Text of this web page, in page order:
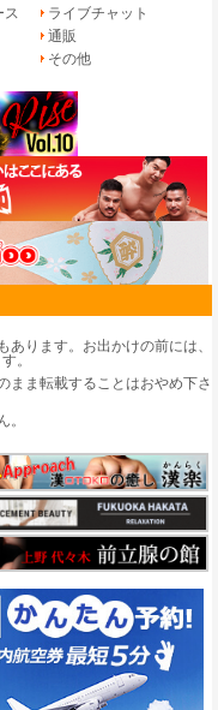
ス
ライブチャット
通販
その他
ります。お出かけの前には、
。
まま転載することはおやめ下さ
。